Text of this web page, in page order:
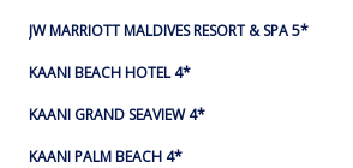
JW MARRIOTT MALDIVES RESORT & SPA 5*
KAANI BEACH HOTEL 4*
KAANI GRAND SEAVIEW 4*
KAANI PALM BEACH 4*